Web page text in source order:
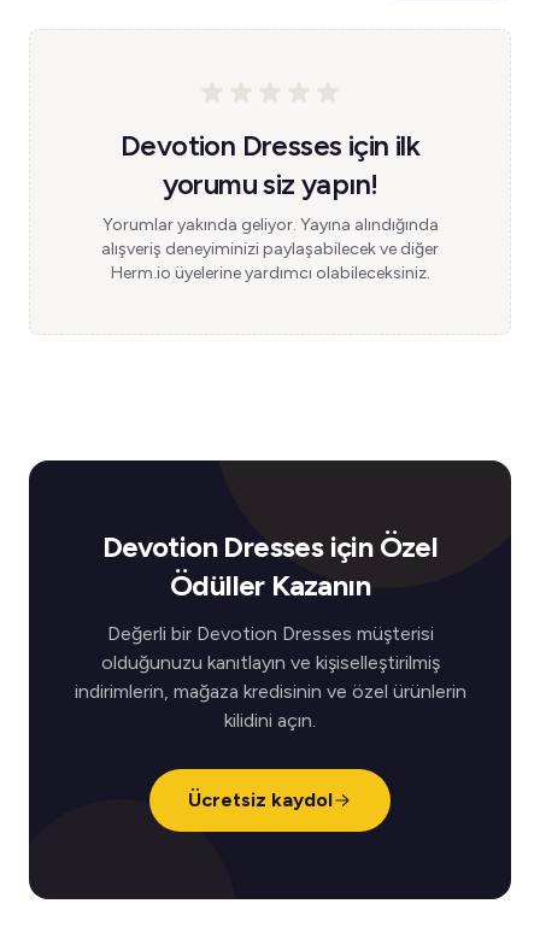
Devotion Dresses için ilk
yorumu siz yapın!
Yorumlar yakında geliyor. Yayına alındığında
alışveriş deneyiminizi paylaşabilecek ve diğer
Herm.io üyelerine yardımcı olabileceksiniz.
Devotion Dresses için Özel
Ödüller Kazanın
Değerli bir Devotion Dresses müşterisi
olduğunuzu kanıtlayın ve kişiselleştirilmiş
indirimlerin, mağaza kredisinin ve özel ürünlerin
kilidini açın.
Ücretsiz kaydol